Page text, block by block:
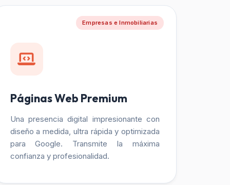
Empresas e Inmobiliarias
Páginas Web Premium
Una presencia digital impresionante con
diseño a medida, ultra rápida y optimizada
para Google. Transmite la máxima
confianza y profesionalidad.